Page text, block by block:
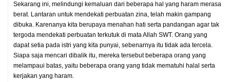
Sekarang ini, melindungi kemaluan dari beberapa hal yang haram merasa
berat. Lantaran untuk mendekati perbuatan zina, telah makin gampang
dibuka. Karenanya kita berupaya menahan hati serta pandangan agar tak
tergoda mendekati perbuatan terkutuk di mata Allah SWT. Orang yang
dapat setia pada istri yang kita punyai, sebenarnya itu tidak ada tercela.
Siapa saja mencari dibalik itu, mereka tersebut beberapa orang yang
melampaui batas, yaitu beberapa orang yang tidak mematuhi halal serta
kerjakan yang haram.